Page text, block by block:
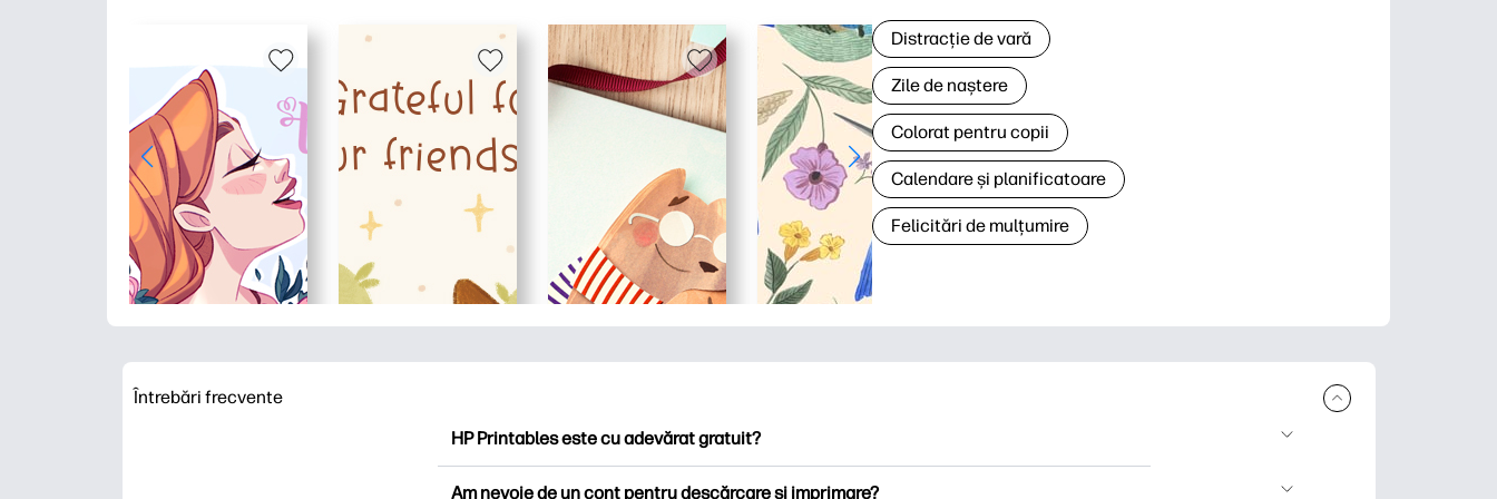
Distracție de vară
Zile de naștere
Colorat pentru copii
Calendare și planificatoare
Felicitări de mulțumire
Întrebări frecvente
HP Printables este cu adevărat gratuit?
Am nevoie de un cont pentru descărcare și imprimare?